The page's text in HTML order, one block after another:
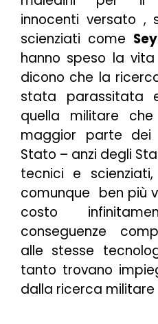
innocenti versato ,
scienziati come
hanno speso la
dicono che la
stata parassitata
quella militare
maggior parte dei
Stato – anzi degli
tecnici e
comunque ben più
costo
conseguenze
alle stesse
tanto trovano
dalla ricerca militare